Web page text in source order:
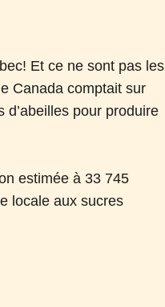
Et ce ne sont pas les
Canada comptait sur
d’abeilles pour produire
estimée à 33 745
locale aux sucres